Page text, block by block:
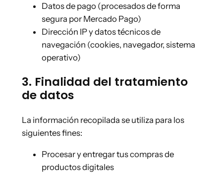
Datos de pago (procesados de forma
segura por Mercado Pago)
Dirección IP y datos técnicos de
navegación (cookies, navegador, sistema
operativo)
3. Finalidad del tratamiento
de datos
La información recopilada se utiliza para los
siguientes fines:
Procesar y entregar tus compras de
productos digitales